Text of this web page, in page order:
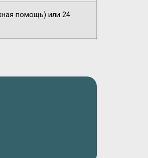
помощь) или 24